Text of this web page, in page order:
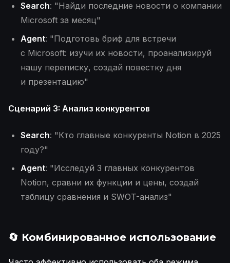
Search: "Найди последние новости о компании
Microsoft за месяц"
Agent: "Подготовь бриф для встречи
с Microsoft: изучи их новости, проанализируй
нашу переписку, создай повестку дня
и презентацию"
Сценарий 3: Анализ конкурентов
Search: "Кто главные конкуренты Notion в 2025
году?"
Agent: "Исследуй 3 главных конкурентов
Notion, сравни их функции и цены, создай
таблицу сравнения и SWOT-анализ"
🔄 Комбинированное использование